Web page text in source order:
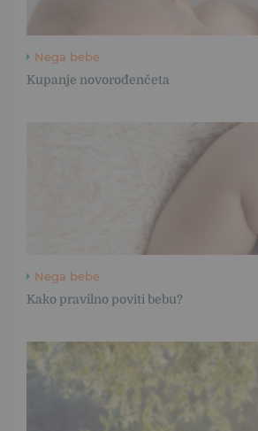
Nega bebe
Kupanje novorođenčeta
Nega bebe
Kako pravilno poviti bebu?